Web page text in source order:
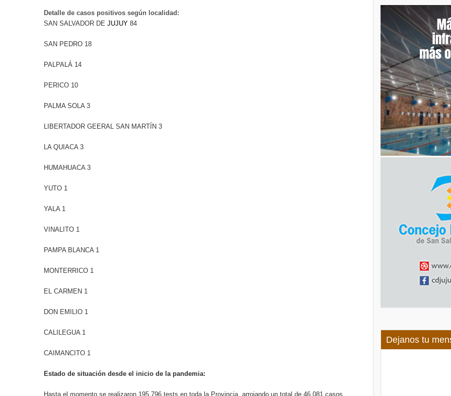
Detalle de casos positivos según localidad:
SAN SALVADOR DE JUJUY 84
SAN PEDRO 18
PALPALÁ 14
PERICO 10
PALMA SOLA 3
LIBERTADOR GEERAL SAN MARTÍN 3
LA QUIACA 3
HUMAHUACA 3
YUTO 1
YALA 1
VINALITO 1
PAMPA BLANCA 1
MONTERRICO 1
EL CARMEN 1
DON EMILIO 1
CALILEGUA 1
CAIMANCITO 1
Estado de situación desde el inicio de la pandemia:
Hasta el momento se realizaron 195.796 tests en toda la Provincia, arrojando un total de 46.081 casos
Dejanos tu